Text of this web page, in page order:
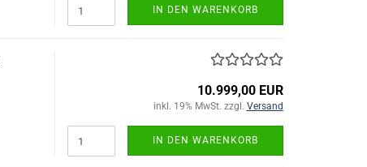
IN DEN WARENKORB
10.999,00 EUR
inkl. 19% MwSt. zzgl. Versand
IN DEN WARENKORB